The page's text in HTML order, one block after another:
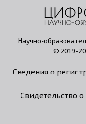
Научно-
© 2019-
Сведения о
Свидетельство